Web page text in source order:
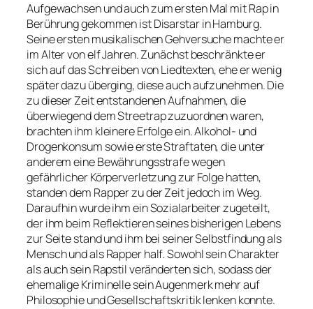
Aufgewachsen und auch zum ersten Mal mit Rap in
Berührung gekommen ist Disarstar in Hamburg.
Seine ersten musikalischen Gehversuche machte er
im Alter von elf Jahren. Zunächst beschränkte er
sich auf das Schreiben von Liedtexten, ehe er wenig
später dazu überging, diese auch aufzunehmen. Die
zu dieser Zeit entstandenen Aufnahmen, die
überwiegend dem Streetrap zuzuordnen waren,
brachten ihm kleinere Erfolge ein. Alkohol- und
Drogenkonsum sowie erste Straftaten, die unter
anderem eine Bewährungsstrafe wegen
gefährlicher Körperverletzung zur Folge hatten,
standen dem Rapper zu der Zeit jedoch im Weg.
Daraufhin wurde ihm ein Sozialarbeiter zugeteilt,
der ihm beim Reflektieren seines bisherigen Lebens
zur Seite stand und ihm bei seiner Selbstfindung als
Mensch und als Rapper half. Sowohl sein Charakter
als auch sein Rapstil veränderten sich, sodass der
ehemalige Kriminelle sein Augenmerk mehr auf
Philosophie und Gesellschaftskritik lenken konnte.